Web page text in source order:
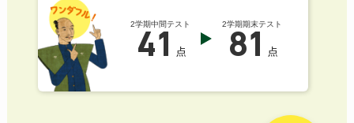
2学期中間テスト
41 点
2学期期末テスト
81 点